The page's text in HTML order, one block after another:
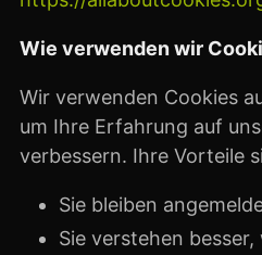
Wie verwenden wir
Wir verwenden Cookies
um Ihre Erfahrung auf
verbessern. Ihre Vorteile
Sie bleiben
Sie verstehen besser,